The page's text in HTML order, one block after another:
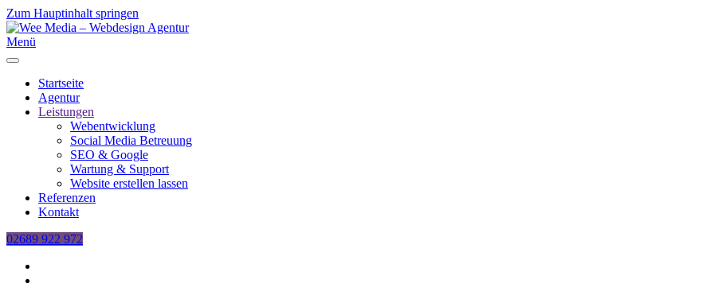
Zum Hauptinhalt springen
Menü
Startseite
Agentur
Leistungen
Webentwicklung
Social Media Betreuung
SEO & Google
Wartung & Support
Website erstellen lassen
Referenzen
Kontakt
02689 922 972